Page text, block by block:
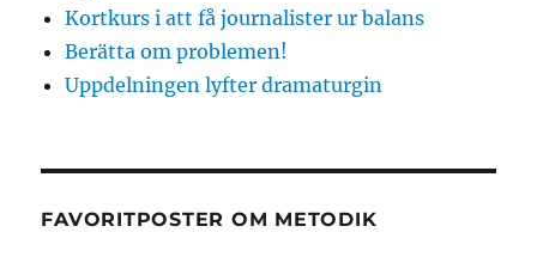
Kortkurs i att få journalister ur balans
Berätta om problemen!
Uppdelningen lyfter dramaturgin
FAVORITPOSTER OM METODIK